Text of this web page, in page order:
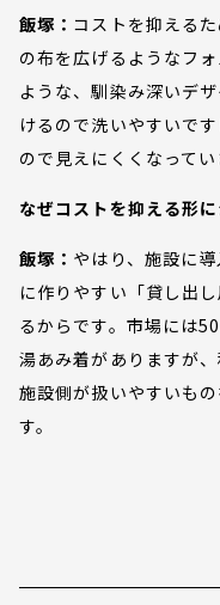
飯塚： コストを抑える
の布を広げるようなフ
ような、馴染み深いデ
けるので洗いやすいで
ので見えにくくなってい
なぜコストを抑える形
飯塚： やはり、施設に
に作りやすい「貸し出
るからです。市場には
湯あみ着がありますが
施設側が扱いやすいも
す。